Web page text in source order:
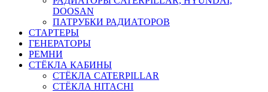
DOOSAN
ПАТРУБКИ РАДИАТОРОВ
СТАРТЕРЫ
ГЕНЕРАТОРЫ
РЕМНИ
СТЁКЛА КАБИНЫ
СТЁКЛА CATERPILLAR
СТЁКЛА HITACHI